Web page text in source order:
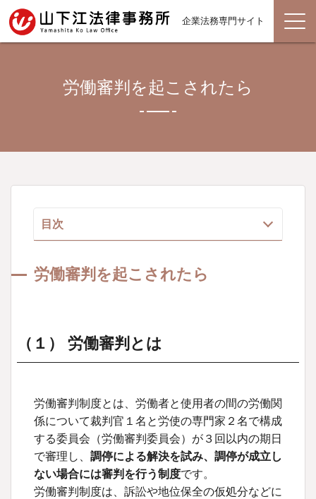
企業法務専門サイト
労働審判を起こされたら
目次
（１） 労働審判とは
（３）労働審判の注意点
（４）調停がまとまらない場合
労働審判を起こされたら
（１） 労働審判とは
労働審判制度とは、労働者と使用者の間の労働関
係について裁判官１名と労使の専門家２名で構成
する委員会（労働審判委員会）が３回以内の期日
で審理し、 調停による解決を試み、調停が成立し
ない場合には審判を行う制度です。
労働審判制度は、訴訟や地位保全の仮処分などに